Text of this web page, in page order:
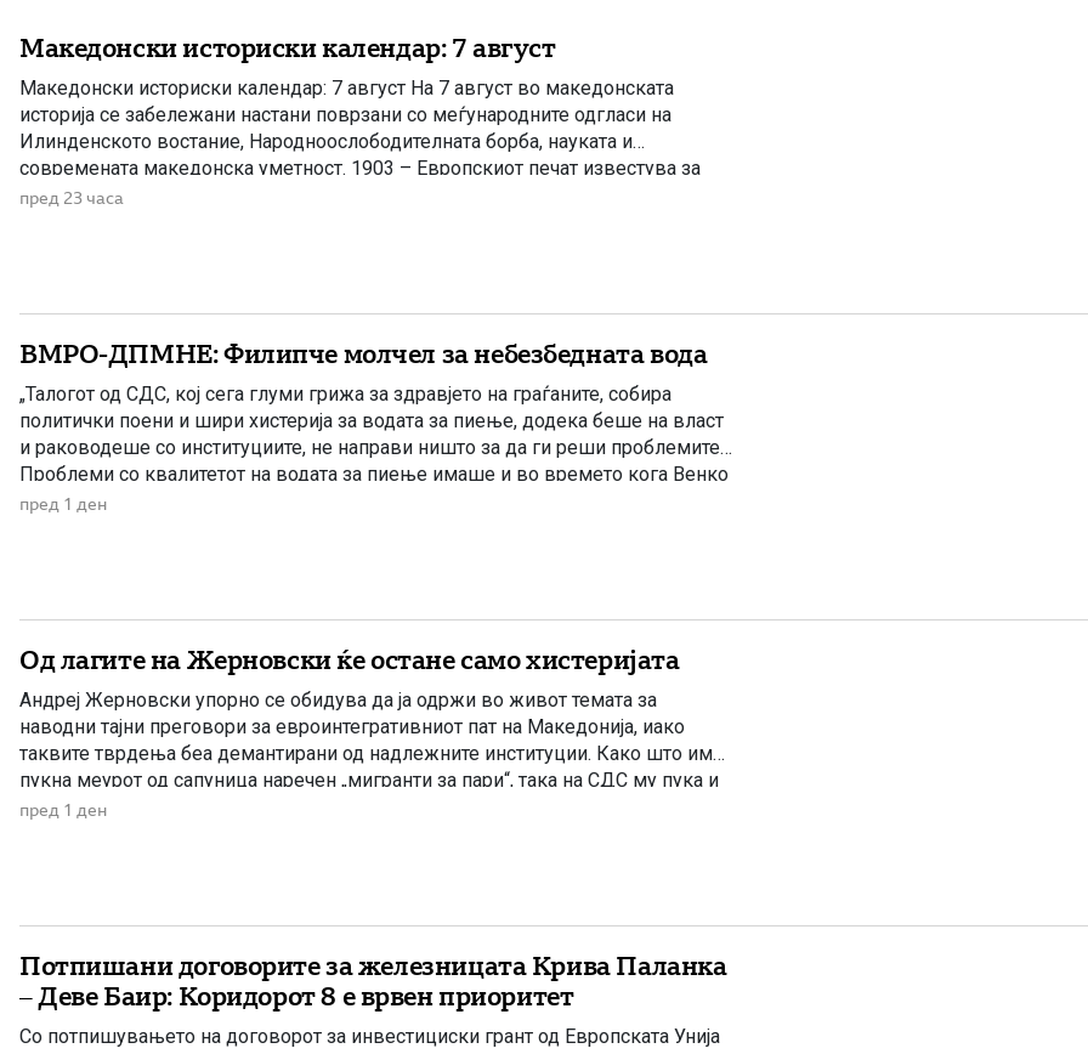
Македонски историски календар: 7 август
Македонски историски календар: 7 август На 7 август во македонската
историја се забележани настани поврзани со меѓународните одгласи на
Илинденското востание, Народноослободителната борба, науката и
современата македонска уметност. 1903 – Европскиот печат известува за
Илинденското востание На 7 август 1903 година европската јавност ги
пред 23 часа
ВМРО-ДПМНЕ: Филипче молчел за небезбедната вода
„Талогот од СДС, кој сега глуми грижа за здравјето на граѓаните, собира
политички поени и шири хистерија за водата за пиење, додека беше на власт
и раководеше со институциите, не направи ништо за да ги реши проблемите.
Проблеми со квалитетот на водата за пиење имаше и во времето кога Венко
Филипче беше министер за здравство, […]
пред 1 ден
Од лагите на Жерновски ќе остане само хистеријата
Андреј Жерновски упорно се обидува да ја одржи во живот темата за
наводни тајни преговори за евроинтегративниот пат на Македонија, иако
таквите тврдења беа демантирани од надлежните институции. Како што им
пукна меурот од сапуница наречен „мигранти за пари“, така на СДС му пука и
најновата конструкција – дека власта тајно се подготвува да го […]
пред 1 ден
Потпишани договорите за железницата Крива Паланка
– Деве Баир: Коридорот 8 е врвен приоритет
Со потпишувањето на договорот за инвестициски грант од Европската Унија